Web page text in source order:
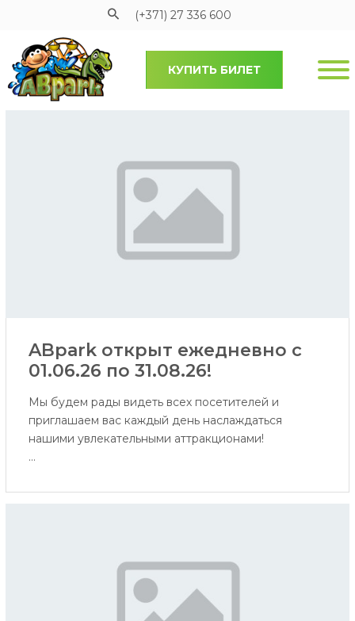
Pāriet uz galveno saturu
(+371) 27 336 600
КУПИТЬ БИЛЕТ
ABpark открыт ежедневно с
01.06.26 по 31.08.26!
Мы будем рады видеть всех посетителей и
приглашаем вас каждый день наслаждаться
нашими увлекательными аттракционами!
аттракционов пополнится аттракционом
игровая площадка и Площадка водяных пушек.